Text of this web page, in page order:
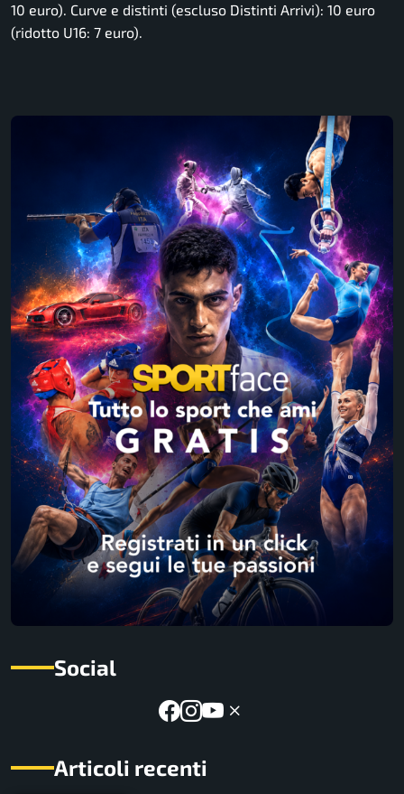
10 euro). Curve e distinti (escluso Distinti Arrivi): 10 euro
(ridotto U16: 7 euro).
Social
Articoli recenti